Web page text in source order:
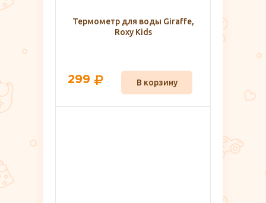
Термометр для воды Giraffe,
Roxy Kids
299 В корзину